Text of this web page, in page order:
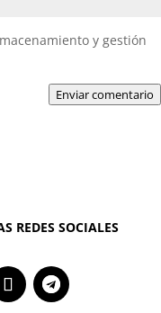
y gestión
Enviar comentario
REDES SOCIALES